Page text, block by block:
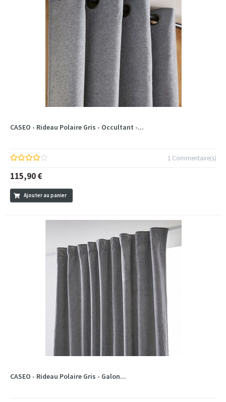
CASEO - Rideau Polaire Gris - Occultant -...
1 Commentaire(s)
115,90 €
Ajouter au panier
CASEO - Rideau Polaire Gris - Galon...